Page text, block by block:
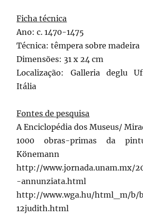
Ficha técnica
Ano: c. 1470-1475
Técnica: têmpera sobre madeira
Dimensões: 31 x 24 cm
Localização: Galleria deglu
Itália
Fontes de pesquisa
A Enciclopédia dos Museus/
1000 obras-primas da
Könemann
http://www.jornada.unam.mx/
-annunziata.html
http://www.wga.hu/html_m/b/
12judith.html